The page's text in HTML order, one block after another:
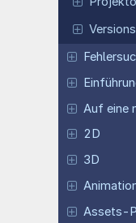
Auf eine
2D
3D
Assets-